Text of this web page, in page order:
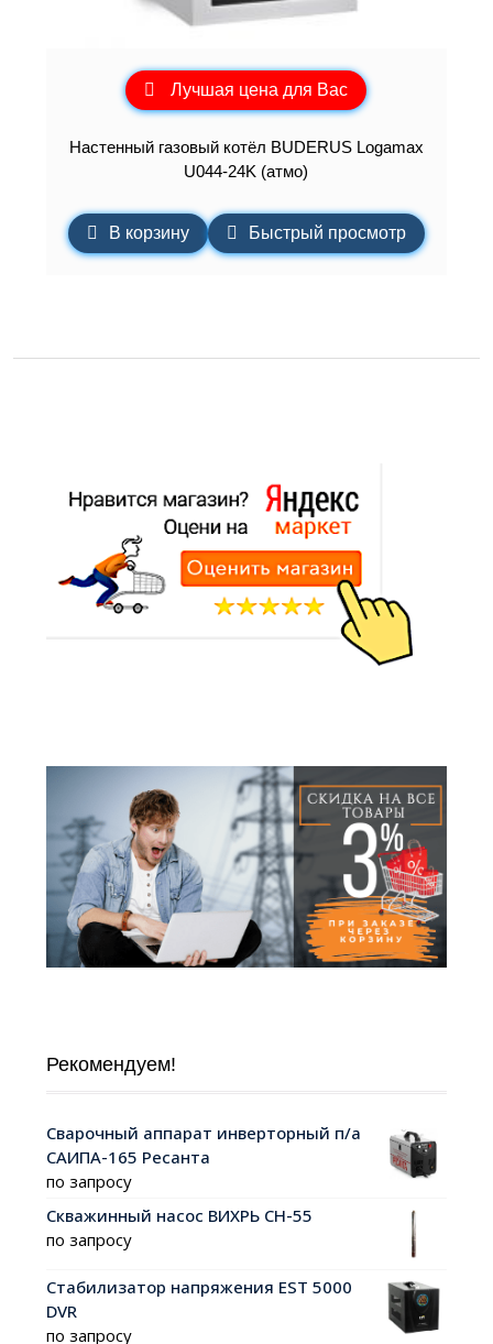
Лучшая цена для Вас
Настенный газовый котёл BUDERUS Logamax
U044-24K (атмо)
В корзину Быстрый просмотр
Рекомендуем!
Сварочный аппарат инверторный п/а
САИПА-165 Ресанта
по запросу
Скважинный насос ВИХРЬ СН-55
по запросу
Стабилизатор напряжения EST 5000
DVR
по запросу